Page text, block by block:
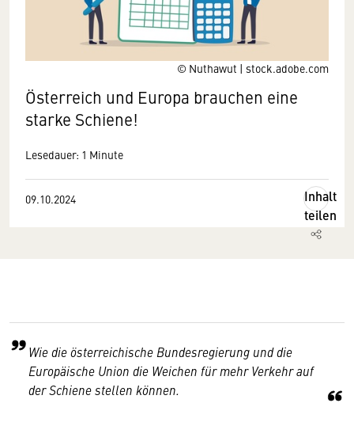
© Nuthawut | stock.adobe.com
Österreich und Europa brauchen eine
starke Schiene!
Lesedauer: 1 Minute
09.10.2024
Inhalt
teilen
Wie die österreichische Bundesregierung und die
Europäische Union die Weichen für mehr Verkehr auf
der Schiene stellen können.